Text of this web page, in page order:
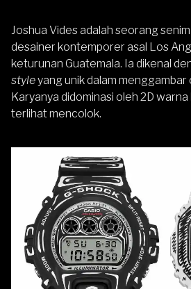
Joshua Vides adalah seorang
desainer kontemporer asal Los
keturunan Guatemala. Ia dikenal
styleyang unik dalam menggambar
Karyanya didominasi oleh 2D
terlihat mencolok.